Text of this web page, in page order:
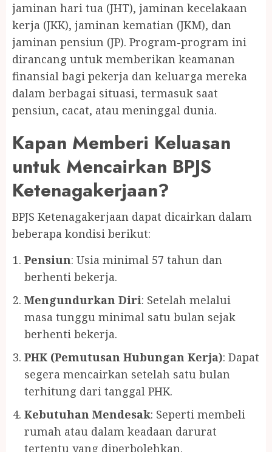
jaminan hari tua (JHT), jaminan kecelakaan
kerja (JKK), jaminan kematian (JKM), dan
jaminan pensiun (JP). Program-program ini
dirancang untuk memberikan keamanan
finansial bagi pekerja dan keluarga mereka
dalam berbagai situasi, termasuk saat
pensiun, cacat, atau meninggal dunia.
Kapan Memberi Keluasan
untuk Mencairkan BPJS
Ketenagakerjaan?
BPJS Ketenagakerjaan dapat dicairkan dalam
beberapa kondisi berikut:
Pensiun: Usia minimal 57 tahun dan
berhenti bekerja.
Mengundurkan Diri: Setelah melalui
masa tunggu minimal satu bulan sejak
berhenti bekerja.
PHK (Pemutusan Hubungan Kerja): Dapat
segera mencairkan setelah satu bulan
terhitung dari tanggal PHK.
Kebutuhan Mendesak: Seperti membeli
rumah atau dalam keadaan darurat
tertentu yang diperbolehkan.